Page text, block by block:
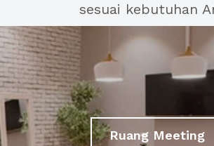
sesuai kebutuhan
Ruang Meeting